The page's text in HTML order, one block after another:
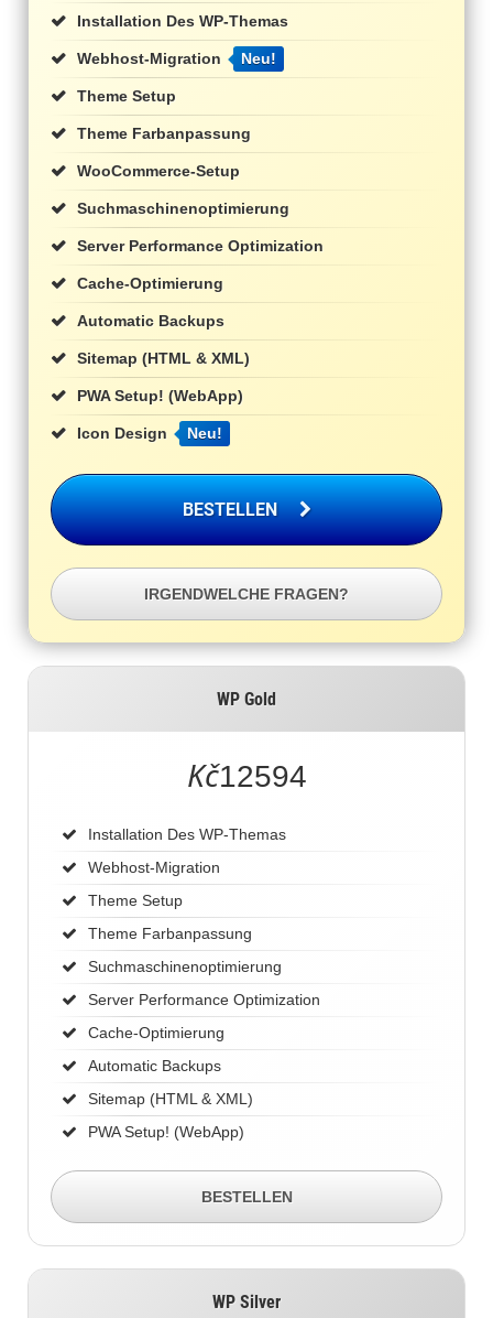
Installation Des WP-Themas
Webhost-Migration Neu!
Theme Setup
Theme Farbanpassung
WooCommerce-Setup
Suchmaschinenoptimierung
Server Performance Optimization
Cache-Optimierung
Automatic Backups
Sitemap (HTML & XML)
PWA Setup! (WebApp)
Icon Design Neu!
BESTELLEN
IRGENDWELCHE FRAGEN?
WP Gold
Kč12594
Installation Des WP-Themas
Webhost-Migration
Theme Setup
Theme Farbanpassung
Suchmaschinenoptimierung
Server Performance Optimization
Cache-Optimierung
Automatic Backups
Sitemap (HTML & XML)
PWA Setup! (WebApp)
BESTELLEN
WP Silver